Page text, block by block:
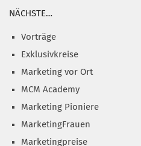
NÄCHSTE…
Vorträge
Exklusivkreise
Marketing vor Ort
MCM Academy
Marketing Pioniere
MarketingFrauen
Marketingpreise